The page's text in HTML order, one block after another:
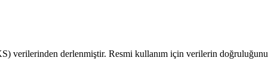
verilerinden derlenmiştir. Resmi kullanım için verilerin doğruluğunu